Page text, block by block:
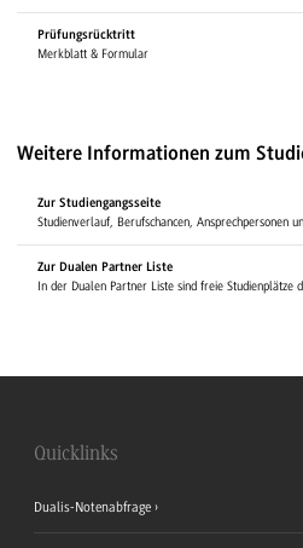
Prüfungsrücktritt
Merkblatt & Formular
Weitere Informationen zum
Zur Studiengangsseite
Studienverlauf, Berufschancen, Ansprechpersonen
Zur Dualen Partner Liste
In der Dualen Partner Liste sind freie Studienplätze
Quicklinks
Dualis-Notenabfrage